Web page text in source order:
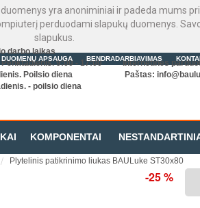
yra anoniminiai ir padeda mums
perduodami slapukų duomenys.
slapukus.
APSAUGA BENDRADARBIAVIMAS
darbo laikas
9:00 - 17:00
Poilsio diena
- poilsio diena
Internetinės
Paštas:
KOMPONENTAI
Plytelinis patikrinimo liukas BAULuke ST30x80
-25 %